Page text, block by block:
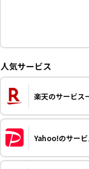
人気サービス
楽天のサービス
Yahoo!のサービ